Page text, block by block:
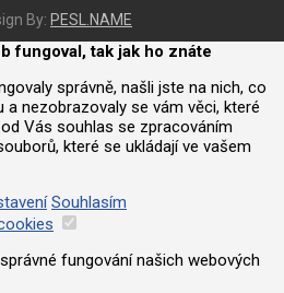
By: PESL.NAME
fungoval, tak jak ho znáte
správně, našli jste na nich, co
nezobrazovaly se vám věci, které
Vás souhlas se zpracováním
které se ukládají ve vašem
Souhlasím
fungování našich webových